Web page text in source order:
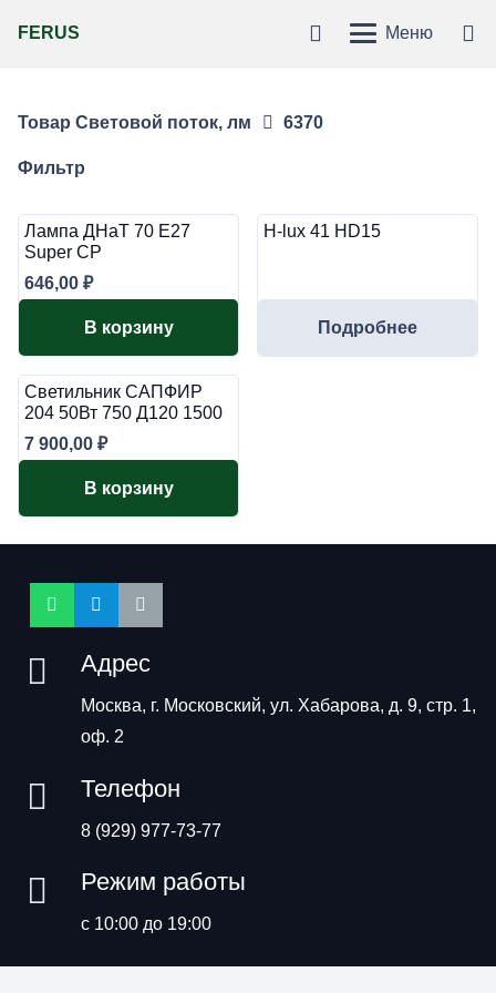
FERUS Меню
Товар Световой поток, лм 6370
Фильтр
Лампа ДНаТ 70 Е27
Super СР
646,00 ₽
В корзину
H-lux 41 HD15
Подробнее
Светильник САПФИР
204 50Вт 750 Д120 1500
7 900,00 ₽
В корзину
Адрес
Москва, г. Московский, ул. Хабарова, д. 9, стр. 1,
оф. 2
Телефон
8 (929) 977-73-77
Режим работы
с 10:00 до 19:00